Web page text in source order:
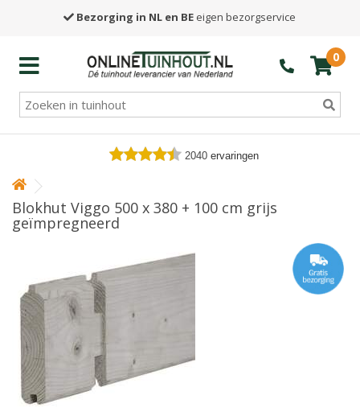
Bezorging in NL en BE eigen bezorgservice
0
2040 ervaringen
Blokhut Viggo 500 x 380 + 100 cm grijs
geïmpregneerd